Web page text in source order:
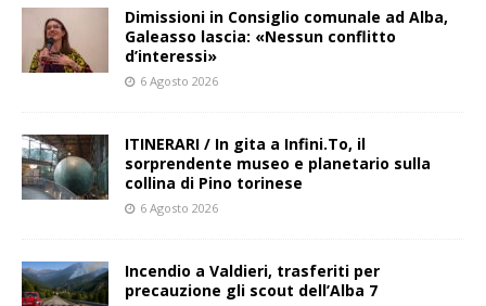
Dimissioni in Consiglio comunale ad Alba,
Galeasso lascia: «Nessun conflitto
d’interessi»
6 Agosto 2026
ITINERARI / In gita a Infini.To, il
sorprendente museo e planetario sulla
collina di Pino torinese
6 Agosto 2026
Incendio a Valdieri, trasferiti per
precauzione gli scout dell’Alba 7